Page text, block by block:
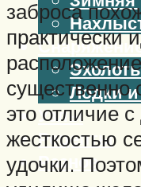
Лодки
Узлы
Рецепты
Разное
заброса
практически
существенно
это отличие
жесткостью
удочки.